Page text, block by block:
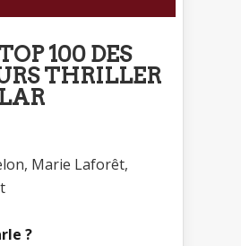
100 DES
THRILLER
Marie Laforêt,
?